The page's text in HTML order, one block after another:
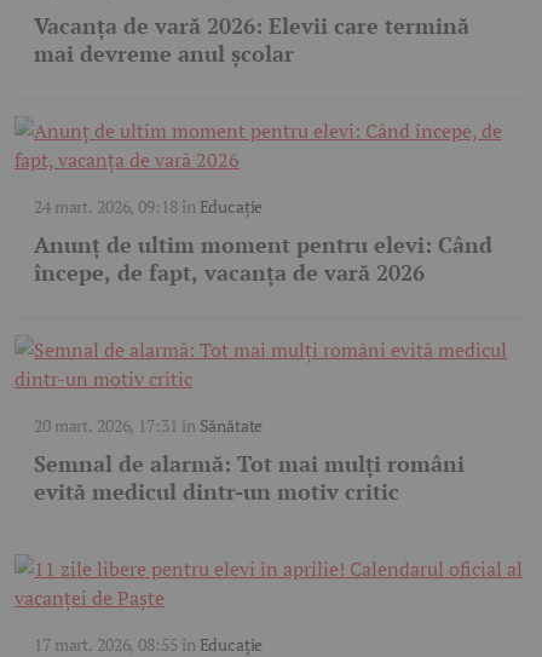
Vacanța de vară 2026: Elevii care termină
mai devreme anul școlar
24 mart. 2026, 09:18în Educație
Anunț de ultim moment pentru elevi: Când
începe, de fapt, vacanța de vară 2026
20 mart. 2026, 17:31 în Sănătate
Semnal de alarmă: Tot mai mulți români
evită medicul dintr-un motiv critic
17 mart. 2026, 08:55 în Educație